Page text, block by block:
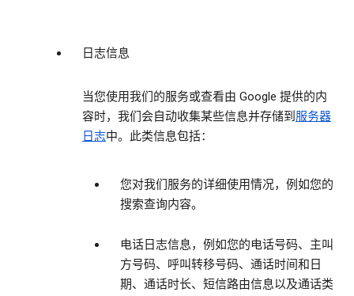
日志信息
当您使用我们的服务或查看由 Google 提供的内
容时，我们会自动收集某些信息并存储到 服务器
日志中。此类信息包括：
您对我们服务的详细使用情况，例如您的
搜索查询内容。
电话日志信息，例如您的电话号码、主叫
方号码、呼叫转移号码、通话时间和日
期、通话时长、短信路由信息以及通话类